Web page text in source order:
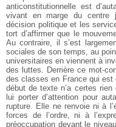
anticonstitutionnelle est
vivant en marge du centre
décision politique et les
tort d’affirmer que le
Au contraire, il s’est
sociales de son temps, au
universitaires en viennent à
des luttes. Derrière ce mot-
des classes en France qui est
début de texte n’a certes
lui porter d’attention pour
rupture. Elle ne renvoie ni à
forces de l’ordre, ni à
préoccupation devant le